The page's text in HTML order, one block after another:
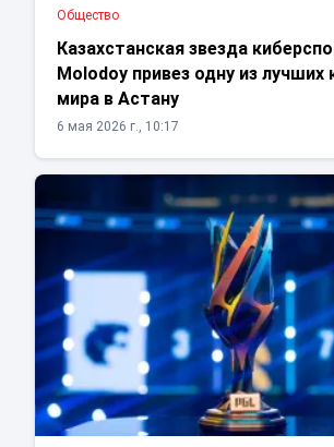
Общество
Казахстанская звезда
Molodoy привез одну из лучших
мира в Астану
6 мая 2026 г., 10:17